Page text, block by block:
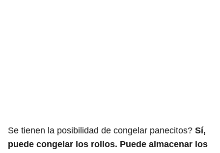
Se tienen la posibilidad de congelar panecitos? Sí,
puede congelar los rollos. Puede almacenar los